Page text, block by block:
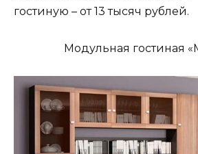
гостиную – от 13 тысяч рублей.
Модульная гостиная